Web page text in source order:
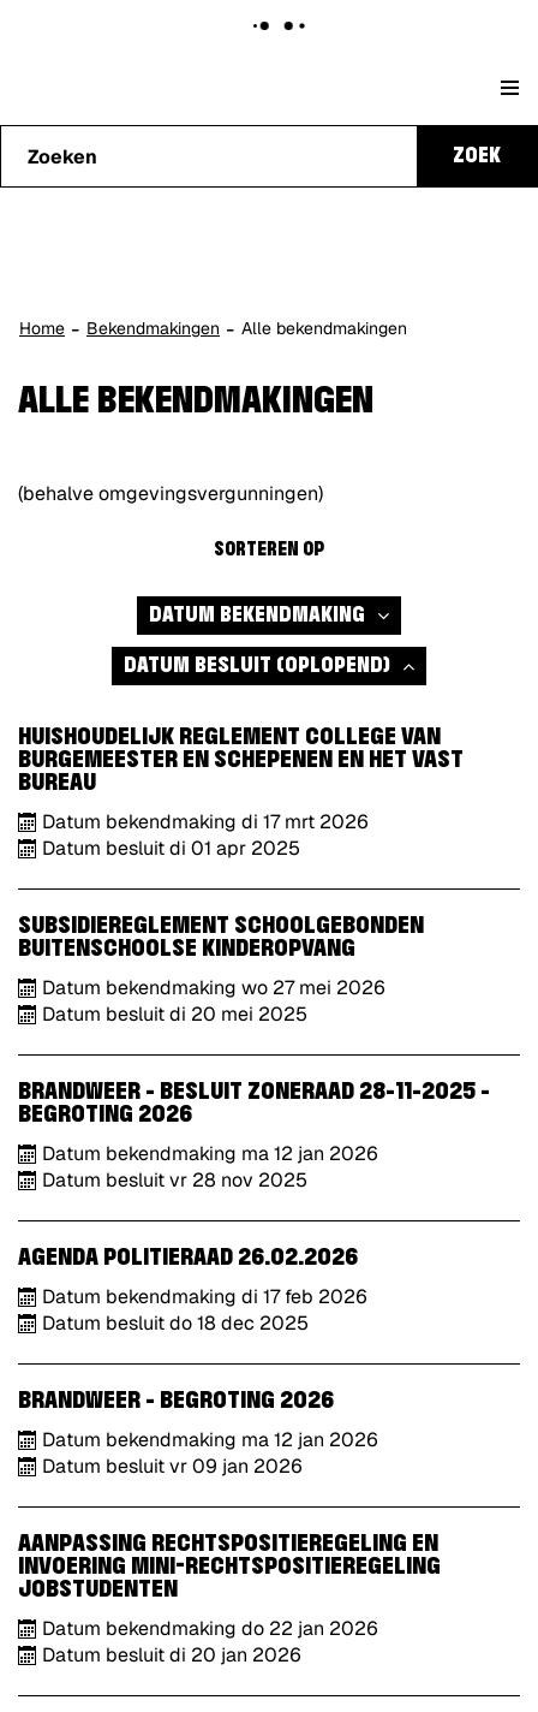
Genk
kunnen
we je
ZOEK
Home Bekendmakingen Alle bekendmakingen
ALLE BEKENDMAKINGEN
(behalve omgevingsvergunningen)
SORTEREN OP
DATUM BEKENDMAKING (AFLOPEND)
DATUM BESLUIT (OPLOPEND)
HUISHOUDELIJK REGLEMENT COLLEGE VAN
BURGEMEESTER EN SCHEPENEN EN HET VAST
BUREAU
Datum bekendmaking di 17 mrt 2026
Datum besluitdi 01 apr 2025
SUBSIDIEREGLEMENT SCHOOLGEBONDEN
BUITENSCHOOLSE KINDEROPVANG
Datum bekendmaking wo 27 mei 2026
Datum besluitdi 20 mei 2025
BRANDWEER - BESLUIT ZONERAAD 28-11-2025 -
BEGROTING 2026
Datum bekendmaking ma12 jan 2026
Datum besluitvr 28 nov 2025
AGENDA POLITIERAAD 26.02.2026
Datum bekendmaking di 17 feb 2026
Datum besluitdo18 dec 2025
BRANDWEER - BEGROTING 2026
Datum bekendmaking ma12 jan 2026
Datum besluitvr09 jan 2026
AANPASSING RECHTSPOSITIEREGELING EN
INVOERING MINI-RECHTSPOSITIEREGELING
JOBSTUDENTEN
Datum bekendmaking do 22 jan 2026
Datum besluitdi 20 jan 2026